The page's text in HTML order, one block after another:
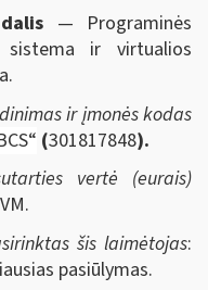
— Programinės
sistema ir virtualios
ir įmonės kodas
(301817848).
vertė (eurais)
šis laimėtojas:
pasiūlymas.